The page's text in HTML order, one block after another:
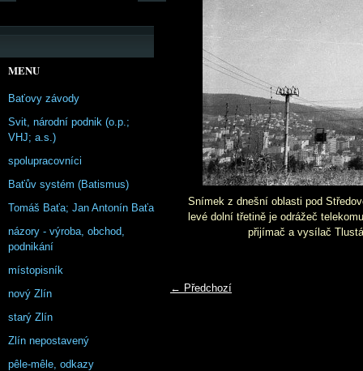
Snímek z dnešní oblasti pod
levé dolní třetině je odrážeč
přijímač a vysílač
← Předchozí
MENU
Baťovy závody
Svit, národní podnik (o.p.;
VHJ; a.s.)
spolupracovníci
Baťův systém (Batismus)
Tomáš Baťa; Jan Antonín Baťa
názory - výroba, obchod,
podnikání
místopisník
nový Zlín
starý Zlín
Zlín nepostavený
pêle-mêle, odkazy